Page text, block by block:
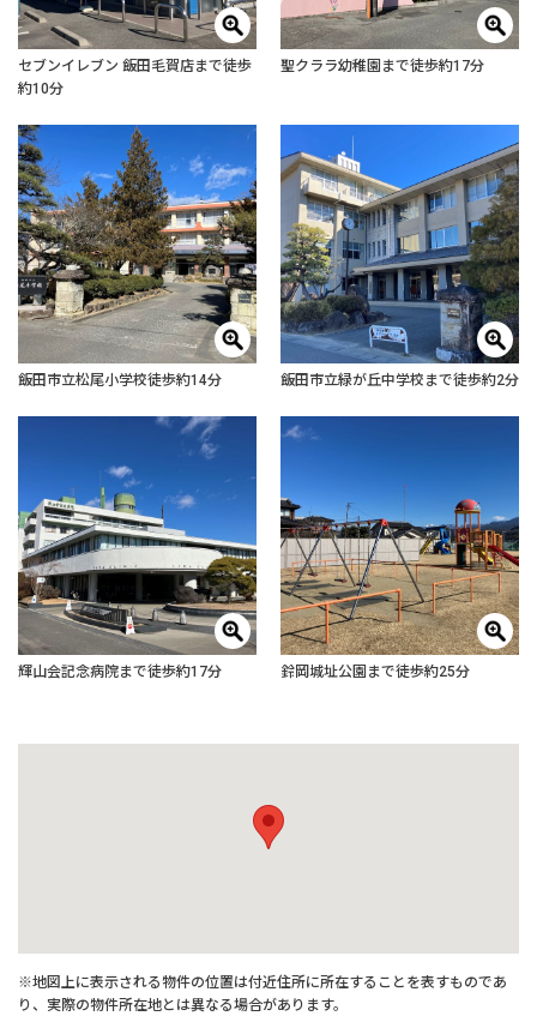
セブンイレブン 飯田毛賀店まで徒歩
約10分
聖クララ幼稚園まで徒歩約17分
飯田市立松尾小学校徒歩約14分 飯田市立緑が丘中学校まで徒歩約2分
輝山会記念病院まで徒歩約17分 鈴岡城址公園まで徒歩約25分
※地図上に表示される物件の位置は付近住所に所在することを表すものであ
り、実際の物件所在地とは異なる場合があります。